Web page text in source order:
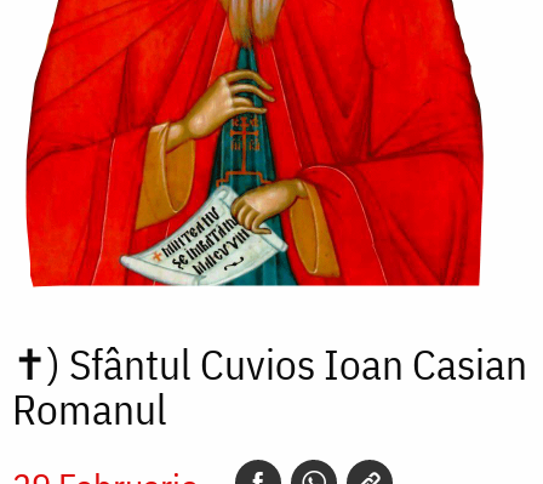
✝) Sfântul Cuvios Ioan Casian
Romanul